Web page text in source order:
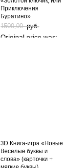
Приключения
Буратино»
1500,00руб.
Original price was:
3D Книга-игра «Новые
Веселые буквы и
слова» (карточки +